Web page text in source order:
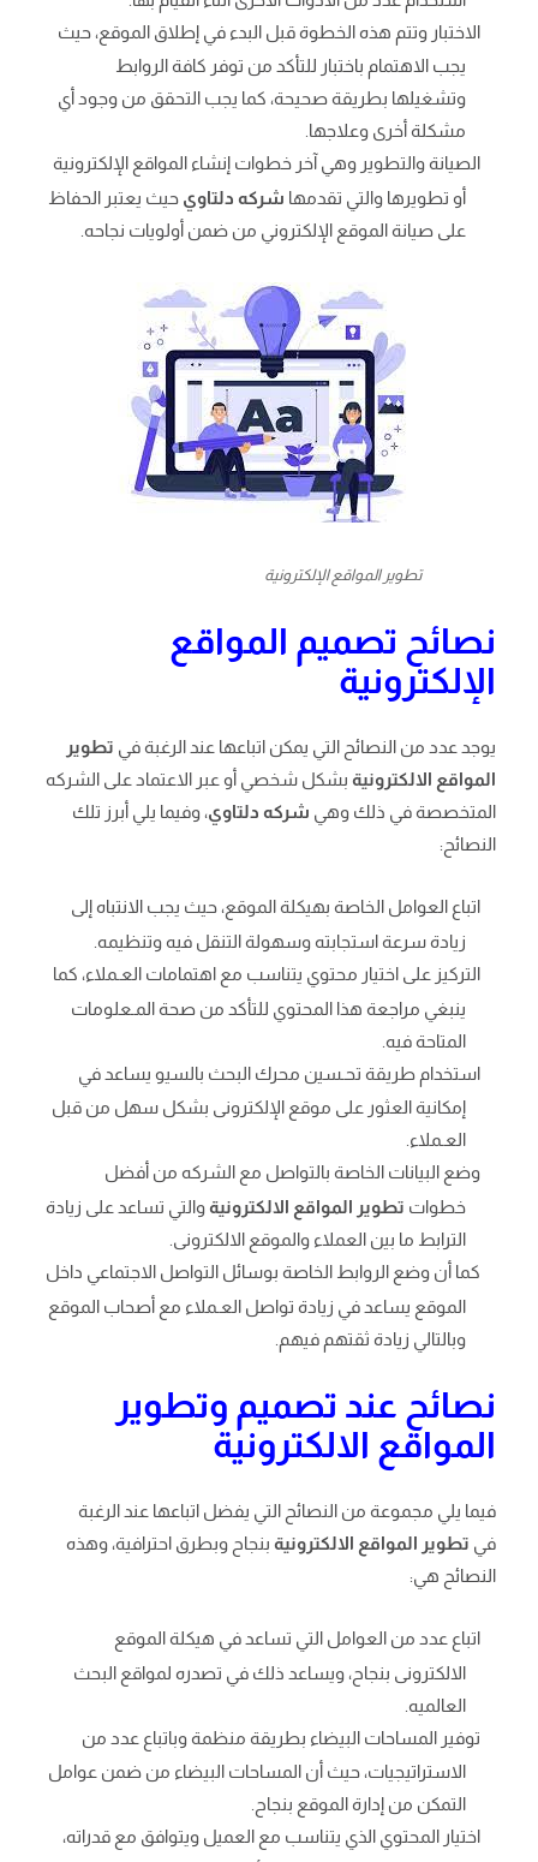
الاختبار وتتم هذه الخطوة قبل البدء في إطلاق الموقع، حيث
يجب الاهتمام باختبار للتأكد من توفر كافة الروابط
وتشغيلها بطريقة صحيحة، كما يجب التحقق من وجود أي
مشكلة أخرى وعلاجها.
الصيانة والتطوير وهي آخر خطوات إنشاء المواقع الإلكترونية
أو تطويرها والتي تقدمها شركه دلتاوي حيث يعتبر الحفاظ
على صيانة الموقع الإلكتروني من ضمن أولويات نجاحه.
تطوير المواقع الإلكترونية
نصائح تصميم المواقع
الإلكترونية
يوجد عدد من النصائح التي يمكن اتباعها عند الرغبة في تطوير
المواقع الالكترونية بشكل شخصي أو عبر الاعتماد على الشركه
المتخصصة في ذلك وهي شركه دلتاوي، وفيما يلي أبرز تلك
النصائح:
اتباع العوامل الخاصة بهيكلة الموقع، حيث يجب الانتباه إلى
زيادة سرعة استجابته وسهولة التنقل فيه وتنظيمه.
التركيز على اختيار محتوي يتناسب مع اهتمامات العـملاء، كما
ينبغي مراجعة هذا المحتوي للتأكد من صحة المـعلومات
المتاحة فيه.
استخدام طريقة تحـسين محرك البحث بالسيو يساعد في
إمكانية العثور على موقع الإلكترونى بشكل سهل من قبل
العـملاء.
وضع البيانات الخاصة بالتواصل مع الشركه من أفضل
خطوات تطوير المواقع الالكترونيةوالتي تساعد على زيادة
الترابط ما بين العملاء والموقع الالكترونى.
كما أن وضع الروابط الخاصة بوسائل التواصل الاجتماعي داخل
الموقع يساعد في زيادة تواصل العـملاء مع أصحاب الموقع
وبالتالي زيادة ثقتهم فيهم.
نصائح عند تصميم وتطوير
المواقع الالكترونية
فيما يلي مجموعة من النصائح التي يفضل اتباعها عند الرغبة
في تطوير المواقع الالكترونية بنجاح وبطرق احترافية، وهذه
النصائح هي:
اتباع عدد من العوامل التي تساعد في هيكلة الموقع
الالكترونى بنجاح، ويساعد ذلك في تصدره لمواقع البحث
العالميه.
توفير المساحات البيضاء بطريقة منظمة وباتباع عدد من
الاستراتيجيات، حيث أن المساحات البيضاء من ضمن عوامل
التمكن من إدارة الموقع بنجاح.
اختيار المحتوي الذي يتناسب مع العميل ويتوافق مع قدراته،